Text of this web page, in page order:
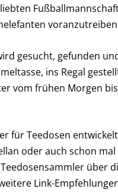
gesucht, gefunden
ins Regal
vom frühen Morgen
für Teedosen
oder auch schon mal
über
Link-